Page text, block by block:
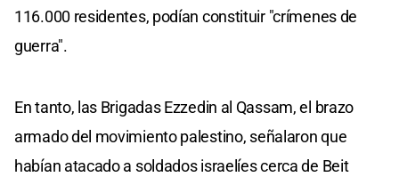
116.000 residentes, podían constituir "crímenes de
guerra".
En tanto, las Brigadas Ezzedin al Qassam, el brazo
armado del movimiento palestino, señalaron que
habían atacado a soldados israelíes cerca de Beit